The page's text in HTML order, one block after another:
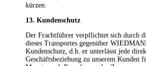
kürzen.
13. Kun­den­schutz
Der Fracht­füh­rer ver­pflich­tet sich durch
die­ses Trans­por­tes gegen­über
Kun­den­schutz, d.h. er unter­lässt jede
Geschäfts­be­zie­hung zu unse­rem Kun­den